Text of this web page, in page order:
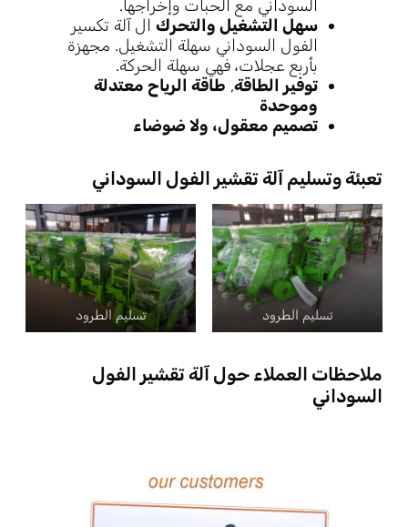
السوداني مع الحبات وإخراجها.
سهل التشغيل والتحرك ال آلة تكسير
الفول السوداني سهلة التشغيل. مجهزة
بأربع عجلات، فهي سهلة الحركة.
توفير الطاقة, طاقة الرياح معتدلة
وموحدة
تصميم معقول، ولا ضوضاء
تعبئة وتسليم آلة تقشير الفول السوداني
تسليم الطرود تسليم الطرود
ملاحظات العملاء حول آلة تقشير الفول
السوداني